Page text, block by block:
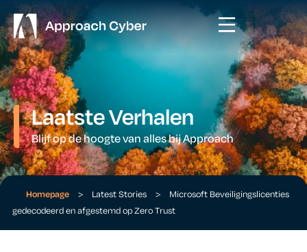
Laatste Verhalen
Blijf op de hoogte van alles bij Approach
Homepage > Latest Stories >
Microsoft Beveiligingslicenties
gedecodeerd en afgestemd op Zero Trust